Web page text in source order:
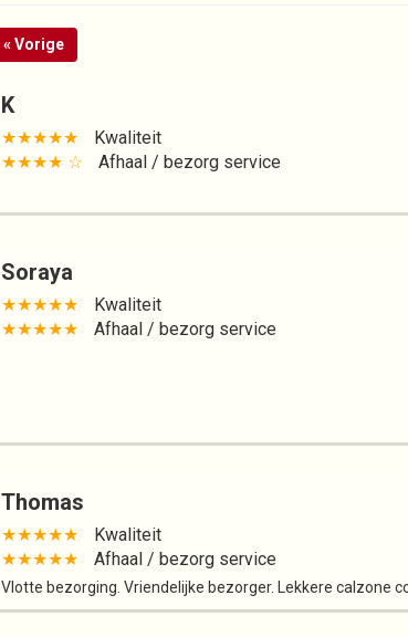
« Vorige
K
★★★★★
Kwaliteit
★★★★ ☆
Afhaal / bezorg service
Soraya
★★★★★
Kwaliteit
★★★★★
Afhaal / bezorg service
Thomas
★★★★★
Kwaliteit
★★★★★
Afhaal / bezorg service
Vlotte bezorging. Vriendelijke bezorger. Lekkere calzone